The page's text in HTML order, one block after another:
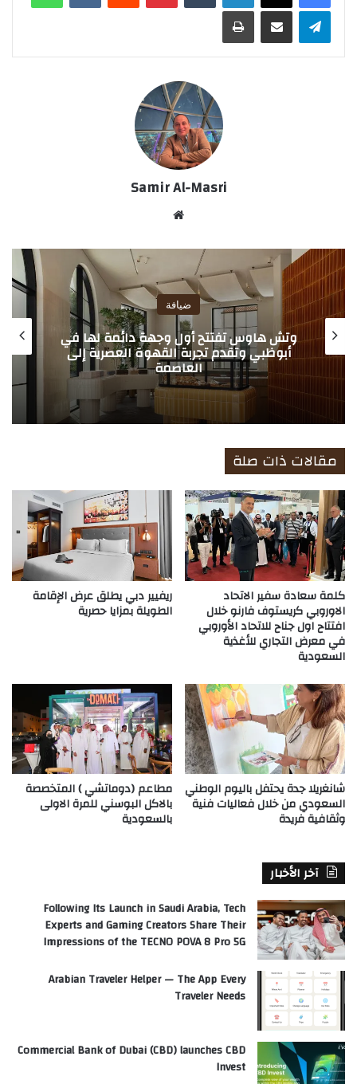
Samir Al-Masri
الوي
ضيافة
وتش هاوس تفتتح أول وجهة دائمة لها في
أبوظبي وتقدم تجربة القهوة العصرية إلى
العاصمة
مقالات ذات صلة
كلمة سعادة سفير الاتحاد
الاوروبي كريستوف فارنو خلال
افتتاح اول جناح للاتحاد الأوروبي
في معرض التجاري للأغذية
السعودية
ريفيير دبي يطلق عرض الإقامة
الطويلة بمزايا حصرية
شانغريلا جدة يحتفل باليوم الوطني
السعودي من خلال فعاليات فنية
وثقافية فريدة
مطاعم (دوماتشي ) المتخصصة
بالاكل البوسني للمرة الاولى
بالسعودية
آخر الأخبار
Following Its Launch in Saudi Arabia, Tech
Experts and Gaming Creators Share Their
Impressions of the TECNO POVA 8 Pro 5G
Arabian Traveler Helper — The App Every
Traveler Needs
Commercial Bank of Dubai (CBD) launches CBD
Invest